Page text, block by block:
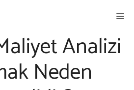
Analizi
Neden